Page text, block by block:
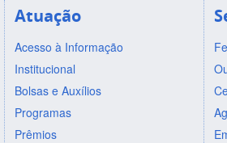
Atuação
Acesso à Informação
Institucional
Bolsas e Auxílios
Programas
Prêmios